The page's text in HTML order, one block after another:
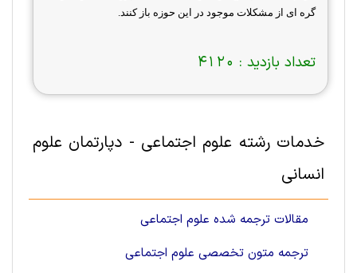
گره ای از مشکلات موجود در این حوزه باز کنند.
تعداد بازدید : 4120
خدمات رشته علوم اجتماعی - دپارتمان علوم
انسانی
مقالات ترجمه شده علوم اجتماعی
ترجمه متون تخصصی علوم اجتماعی